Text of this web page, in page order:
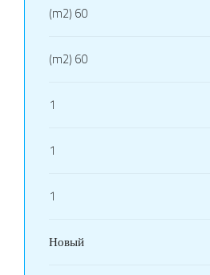
60 (m2)
60 (m2)
1
1
1
Новый